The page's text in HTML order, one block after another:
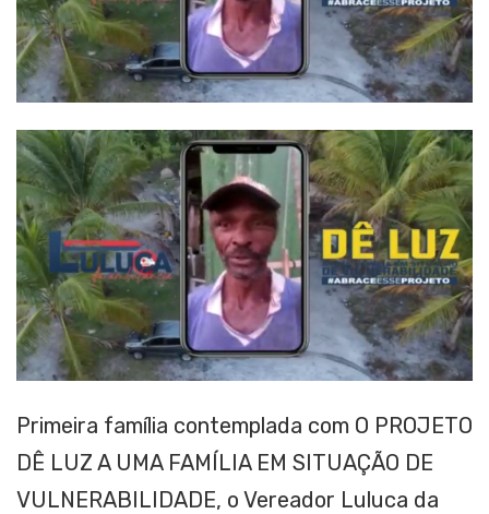
Primeira família contemplada com O PROJETO
DÊ LUZ A UMA FAMÍLIA EM SITUAÇÃO DE
VULNERABILIDADE, o Vereador Luluca da